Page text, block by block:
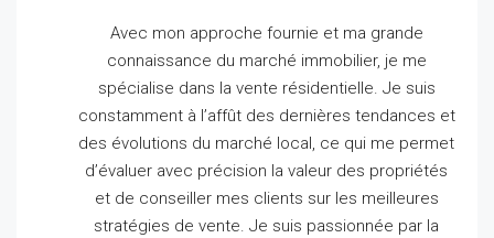
Avec mon approche fournie et ma grande
connaissance du marché immobilier, je me
spécialise dans la vente résidentielle. Je suis
constamment à l’affût des dernières tendances et
des évolutions du marché local, ce qui me permet
d’évaluer avec précision la valeur des propriétés
et de conseiller mes clients sur les meilleures
stratégies de vente.Je suis passionnée par la